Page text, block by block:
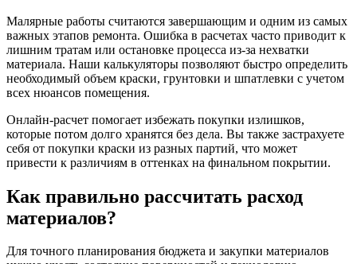
Малярные работы считаются завершающим и одним из самых
важных этапов ремонта. Ошибка в расчетах часто приводит к
лишним тратам или остановке процесса из-за нехватки
материала. Наши калькуляторы позволяют быстро определить
необходимый объем краски, грунтовки и шпатлевки с учетом
всех нюансов помещения.
Онлайн-расчет помогает избежать покупки излишков,
которые потом долго хранятся без дела. Вы также застрахуете
себя от покупки краски из разных партий, что может
привести к различиям в оттенках на финальном покрытии.
Как правильно рассчитать расход
материалов?
Для точного планирования бюджета и закупки материалов